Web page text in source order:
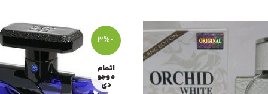
-3%
اتمام
موجو
دی